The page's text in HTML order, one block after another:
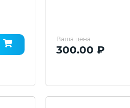
Ваша цена
300.00 ₽